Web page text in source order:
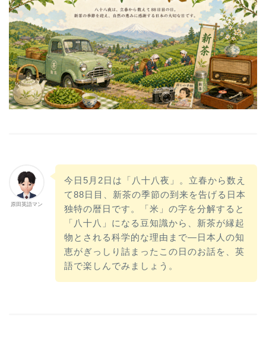
原田英語マン
今日5月2日は「八十八夜」。立春から数え
て88日目、新茶の季節の到来を告げる日本
独特の暦日です。「米」の字を分解すると
「八十八」になる豆知識から、新茶が縁起
物とされる科学的な理由まで—日本人の知
恵がぎっしり詰まったこの日のお話を、英
語で楽しんでみましょう。